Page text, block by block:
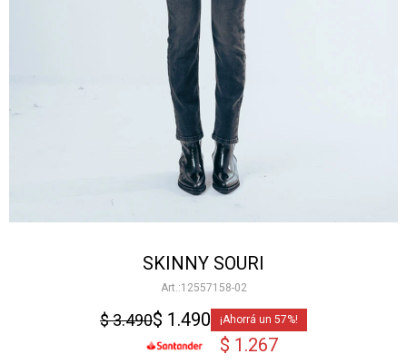
SKINNY SOURI
12557158-02
$ 1.490
$3.490 57
$ 1.267